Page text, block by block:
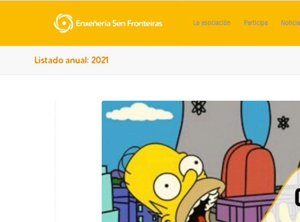
La asociación Participa
Listado anual: 2021